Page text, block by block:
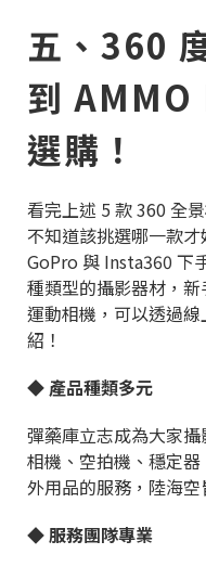
五、360
到 AMMO
選購！
看完上述 5 款 360 全
不知道該挑選哪一款
GoPro 與 Insta360 下
種類型的攝影器材，
運動相機，可以透過
紹！
◆ 產品種類多元
彈藥庫立志成為大家
相機、空拍機、穩定
外用品的服務，陸海空
◆ 服務團隊專業